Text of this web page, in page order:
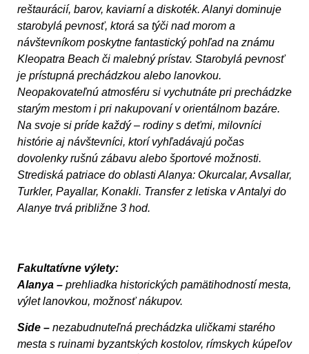
reštaurácií, barov, kaviarní a diskoték. Alanyi dominuje
starobylá pevnosť, ktorá sa týči nad morom a
návštevníkom poskytne fantastický pohľad na známu
Kleopatra Beach či malebný prístav. Starobylá pevnosť
je prístupná prechádzkou alebo lanovkou.
Neopakovateľnú atmosféru si vychutnáte pri prechádzke
starým mestom i pri nakupovaní v orientál­nom bazáre.
Na svoje si príde každý – rodiny s deťmi, mi­lovníci
histórie aj návštevníci, ktorí vyhľadávajú počas
dovolenky rušnú zá­bavu alebo športové možnosti.
Strediská patriace do oblasti Alanya: Okurcalar, Avsallar,
Turkler, Payallar, Konakli. Transfer z letiska v Antalyi do
Alanye trvá približne 3 hod.
Fakultatívne výlety:
Alanya – prehliadka historických pamätihodností mesta,
vý­let lanovkou, možnosť nákupov.
Side – nezabudnuteľná prechádzka uličkami starého
mesta s ruinami byzantských kostolov, rímskych kúpeľov